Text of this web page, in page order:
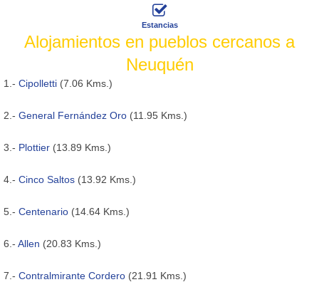
Estancias
Alojamientos en pueblos cercanos a
Neuquén
1.- Cipolletti (7.06 Kms.)
2.- General Fernández Oro (11.95 Kms.)
3.- Plottier (13.89 Kms.)
4.- Cinco Saltos (13.92 Kms.)
5.- Centenario (14.64 Kms.)
6.- Allen (20.83 Kms.)
7.- Contralmirante Cordero (21.91 Kms.)